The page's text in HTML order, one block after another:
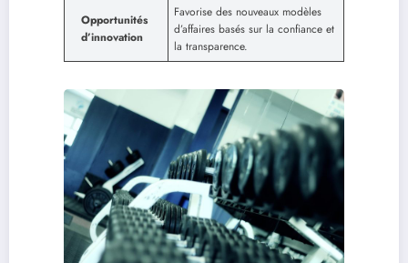
Opportunités
d’innovation
Favorise des nouveaux modèles
d’affaires basés sur la confiance et
la transparence.